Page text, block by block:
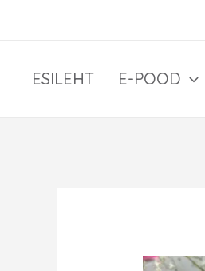
ESILEHT E-POOD